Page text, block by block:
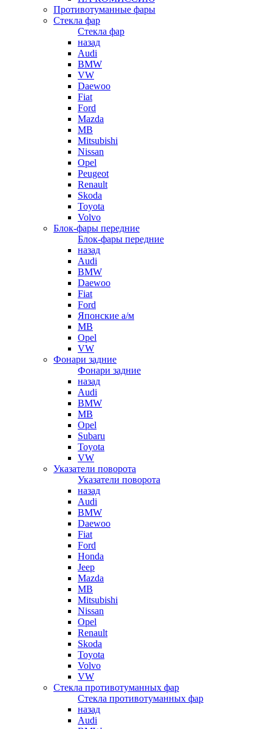
Противотуманные фары
Стекла фар
Стекла фар
назад
Audi
BMW
VW
Daewoo
Fiat
Ford
Mazda
MB
Mitsubishi
Nissan
Opel
Peugeot
Renault
Skoda
Toyota
Volvo
Блок-фары передние
Блок-фары передние
назад
Audi
BMW
Daewoo
Fiat
Ford
Японские а/м
MB
Opel
VW
Фонари задние
Фонари задние
назад
Audi
BMW
MB
Opel
Subaru
Toyota
VW
Указатели поворота
Указатели поворота
назад
Audi
BMW
Daewoo
Fiat
Ford
Honda
Jeep
Mazda
MB
Mitsubishi
Nissan
Opel
Renault
Skoda
Toyota
Volvo
VW
Стекла противотуманных фар
Стекла противотуманных фар
назад
Audi